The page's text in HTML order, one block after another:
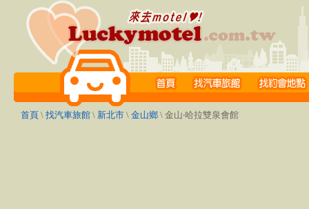
首頁 \ 找汽車旅館 \ 新北市 \ 金山鄉 \ 金山‧哈拉雙泉會館